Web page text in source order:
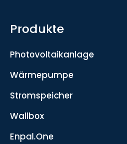
Produkte
Photovoltaikanlage
Wärmepumpe
Stromspeicher
Wallbox
Enpal.One